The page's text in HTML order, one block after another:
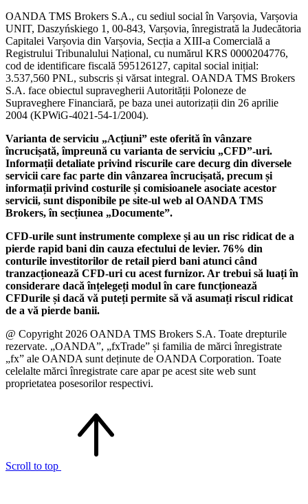
OANDA TMS Brokers S.A., cu sediul social în Varșovia, Varșovia
UNIT, Daszyńskiego 1, 00-843, Varșovia, înregistrată la Judecătoria
Capitalei Varșovia din Varșovia, Secția a XIII-a Comercială a
Registrului Tribunalului Național, cu numărul KRS 0000204776,
cod de identificare fiscală 595126127, capital social inițial:
3.537,560 PNL, subscris și vărsat integral. OANDA TMS Brokers
S.A. face obiectul supravegherii Autorității Poloneze de
Supraveghere Financiară, pe baza unei autorizații din 26 aprilie
2004 (KPWiG-4021-54-1/2004).
Varianta de serviciu „Acțiuni” este oferită în vânzare
încrucișată, împreună cu varianta de serviciu „CFD”-uri.
Informații detaliate privind riscurile care decurg din diversele
servicii care fac parte din vânzarea încrucișată, precum și
informații privind costurile și comisioanele asociate acestor
servicii, sunt disponibile pe site-ul web al OANDA TMS
Brokers, în secțiunea „Documente”.
CFD-urile sunt instrumente complexe și au un risc ridicat de a
pierde rapid bani din cauza efectului de levier. 76% din
conturile investitorilor de retail pierd bani atunci când
tranzacționează CFD-uri cu acest furnizor. Ar trebui să luați în
considerare dacă înțelegeți modul în care funcționează
CFDurile și dacă vă puteți permite să vă asumați riscul ridicat
de a vă pierde banii.
@ Copyright 2026 OANDA TMS Brokers S.A. Toate drepturile
rezervate. „OANDA”, „fxTrade” și familia de mărci înregistrate
„fx” ale OANDA sunt deținute de OANDA Corporation. Toate
celelalte mărci înregistrate care apar pe acest site web sunt
proprietatea posesorilor respectivi.
Scroll to top